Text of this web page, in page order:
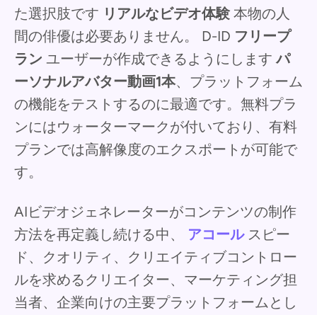
た選択肢です リアルなビデオ体験 本物の人
間の俳優は必要ありません。
D-ID フリープ
ラン ユーザーが作成できるようにしますパ
ーソナルアバター動画1本、プラットフォーム
の機能をテストするのに最適です。無料プラ
ンにはウォーターマークが付いており、有料
プランでは高解像度のエクスポートが可能で
す。
AIビデオジェネレーターがコンテンツの制作
方法を再定義し続ける中、 アコール スピー
ド、クオリティ、クリエイティブコントロー
ルを求めるクリエイター、マーケティング担
当者、企業向けの主要プラットフォームとし